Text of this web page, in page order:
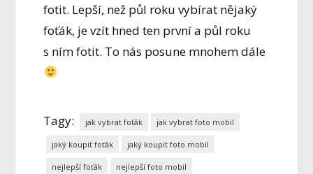
fotit. Lepší, než půl roku vybírat nějaký
foťák, je vzít hned ten první a půl roku
s ním fotit. To nás posune mnohem dále
Tagy: jak vybrat foťák jak vybrat foto mobil
jaký koupit foťák jaký koupit foto mobil
nejlepší foťák nejlepší foto mobil